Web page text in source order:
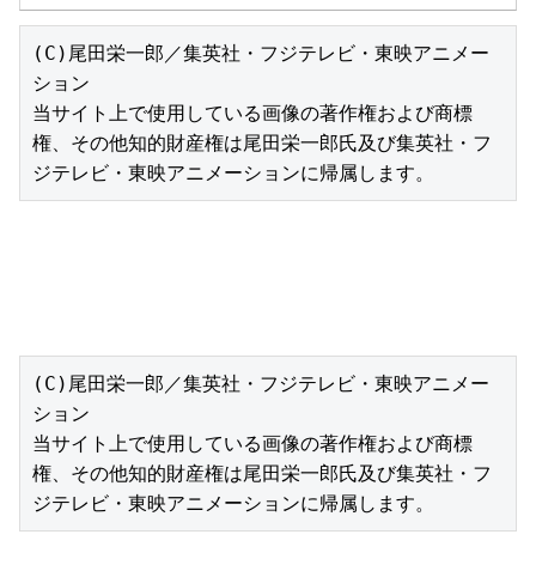
(C)尾田栄一郎／集英社・フジテレビ・東映アニメー
ション
当サイト上で使用している画像の著作権および商標
権、その他知的財産権は尾田栄一郎氏及び集英社・フ
ジテレビ・東映アニメーションに帰属します。
(C)尾田栄一郎／集英社・フジテレビ・東映アニメー
ション
当サイト上で使用している画像の著作権および商標
権、その他知的財産権は尾田栄一郎氏及び集英社・フ
ジテレビ・東映アニメーションに帰属します。